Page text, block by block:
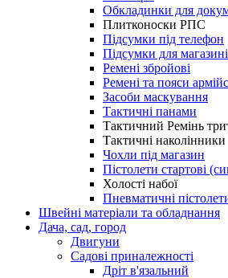
Обкладинки для
Плитконоски РПС
Підсумки під телефон
Підсумки для
Ремені збройові
Ремені та пояси
Засоби маскування
Тактичні панами
Тактичний Ремінь
Тактичні наколінники
Чохли під магазин
Пістолети стартові
Холості набої
Пневматичні
Швейні матеріали та обладнання
Дача, сад, город
Двигуни
Садові приналежності
Дріт в'язальний